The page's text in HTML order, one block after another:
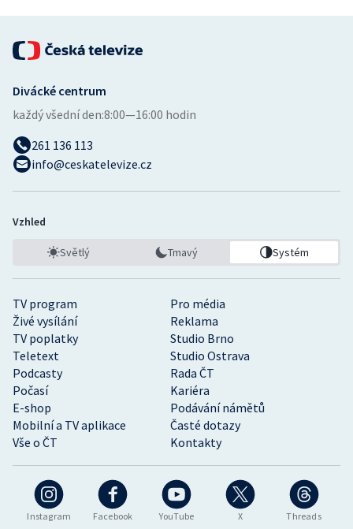
Instagram Facebook YouTube X Threads
TV program
Pro média
Živé vysílání
Reklama
TV poplatky
Studio Brno
Teletext
Studio Ostrava
Podcasty
Rada ČT
Počasí
Kariéra
E-shop
Podávání námětů
Mobilní a TV aplikace
Časté dotazy
Vše o ČT
Kontakty
Divácké centrum
každý všední den:8:00—16:00 hodin
261 136 113
info@ceskatelevize.cz
Vzhled
Světlý Tmavý Systém